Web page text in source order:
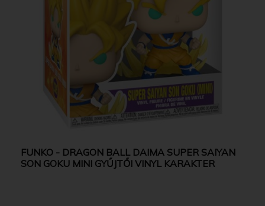
FUNKO - DRAGON BALL DAIMA SUPER SAIYAN
SON GOKU MINI GYŰJTŐI VINYL KARAKTER